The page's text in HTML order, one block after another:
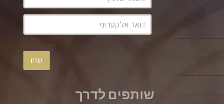
שותפים לדרך